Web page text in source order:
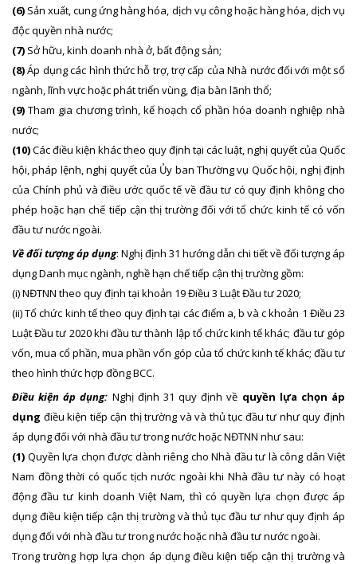
(6) Sản xuất, cung ứng hàng hóa, dịch vụ công hoặc hàng hóa, dịch vụ
độc quyền nhà nước;
(7) Sở hữu, kinh doanh nhà ở, bất động sản;
(8)Áp dụng các hình thức hỗ trợ, trợ cấp của Nhà nước đối với một số
ngành, lĩnh vực hoặc phát triển vùng, địa bàn lãnh thổ;
(9) Tham gia chương trình, kế hoạch cổ phần hóa doanh nghiệp nhà
nước;
(10)Các điều kiện khác theo quy định tại các luật, nghị quyết của Quốc
hội, pháp lệnh, nghị quyết của Ủy ban Thường vụ Quốc hội, nghị định
của Chính phủ và điều ước quốc tế về đầu tư có quy định không cho
phép hoặc hạn chế tiếp cận thị trường đối với tổ chức kinh tế có vốn
đầu tư nước ngoài.
Về đối tượng áp dụng: Nghị định 31 hướng dẫn chi tiết về đối tượng áp
dụng Danh mục ngành, nghề hạn chế tiếp cận thị trường gồm:
(i) NĐTNN theo quy định tại khoản 19 Điều 3 Luật Đầu tư 2020;
(ii) Tổ chức kinh tế theo quy định tại các điểm a, b và c khoản 1 Điều 23
Luật Đầu tư 2020 khi đầu tư thành lập tổ chức kinh tế khác; đầu tư góp
vốn, mua cổ phần, mua phần vốn góp của tổ chức kinh tế khác; đầu tư
theo hình thức hợp đồng BCC.
Điều kiện áp dụng: Nghị định 31 quy định về quyền lựa chọn áp
dụng điều kiện tiếp cận thị trường và và thủ tục đầu tư như quy định
áp dụng đối với nhà đầu tư trong nước hoặc NĐTNN như sau:
(1) Quyền lựa chọn được dành riêng cho Nhà đầu tư là công dân Việt
Nam đồng thời có quốc tịch nước ngoài khi Nhà đầu tư này có hoạt
động đầu tư kinh doanh Việt Nam, thì có quyền lựa chọn được áp
dụng điều kiện tiếp cận thị trường và thủ tục đầu tư như quy định áp
dụng đối với nhà đầu tư trong nước hoặc nhà đầu tư nước ngoài.
Trong trường hợp lựa chọn áp dụng điều kiện tiếp cận thị trường và